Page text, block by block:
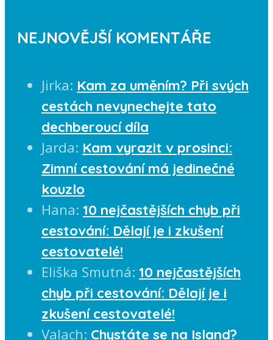
NEJNOVĚJŠÍ KOMENTÁŘE
Jirka: Kam za uměním? Při svých
cestách nevynechejte tato
dechberoucí díla
Jarda: Kam vyrazit v prosinci:
Zimní cestování má jedinečné
kouzlo
Hana: 10 nejčastějších chyb při
cestování: Dělají je i zkušení
cestovatelé!
Eliška Smutná: 10 nejčastějších
chyb při cestování: Dělají je i
zkušení cestovatelé!
Valach: Chystáte se na Island?